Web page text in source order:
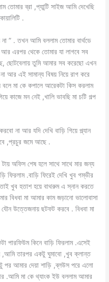
ব্রা ,প্যান্টি সাইজ আমি দেখেছি
.
” . তখন আমি বললাম তোমার বার্থডে
এরপর থেকে তোমার যা লাগবে সব
ছোটবেলায় তুমি আমার সব করেছো এখন
আর এই সামান্য বিষয় নিয়ে রাগ করে
মা কে কপালে আরেকটা কিস করলাম
কাজে মন নেই ,খালি ভাবছি মা চটি গল্প
না আর যদি দেখি বাড়ি গিয়ে প্ল্যান
,প্রচুর জমে আছে .
অফিস শেষ হলে সাথে সাথে মার জন্য
ফিরলাম .বাড়ি ফিরেই দেখি খুব গম্ভীর
খুব হতাশ হয়ে বাথরুম এ স্নান করতে
বিধবা মা আমার কাম জড়ানো ভালোবাসা
উত্তেজনায় ছটফট করবে . বিধবা মা
পারফিউম কিনে বাড়ি ফিরলাম .এসেই
,আমি তারপর একটু ঘুমাবো ,খুব ক্লান্ত
আমার দেয়া শাড়ি ,ব্লউস পরে এলো
.আমি মা কে থ্যাংক ইউ বললাম আমার